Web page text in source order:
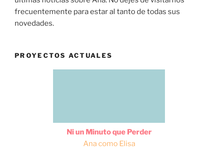
frecuentemente para estar al tanto de todas sus
novedades.
PROYECTOS ACTUALES
Ni un Minuto que Perder
Ana como Elisa